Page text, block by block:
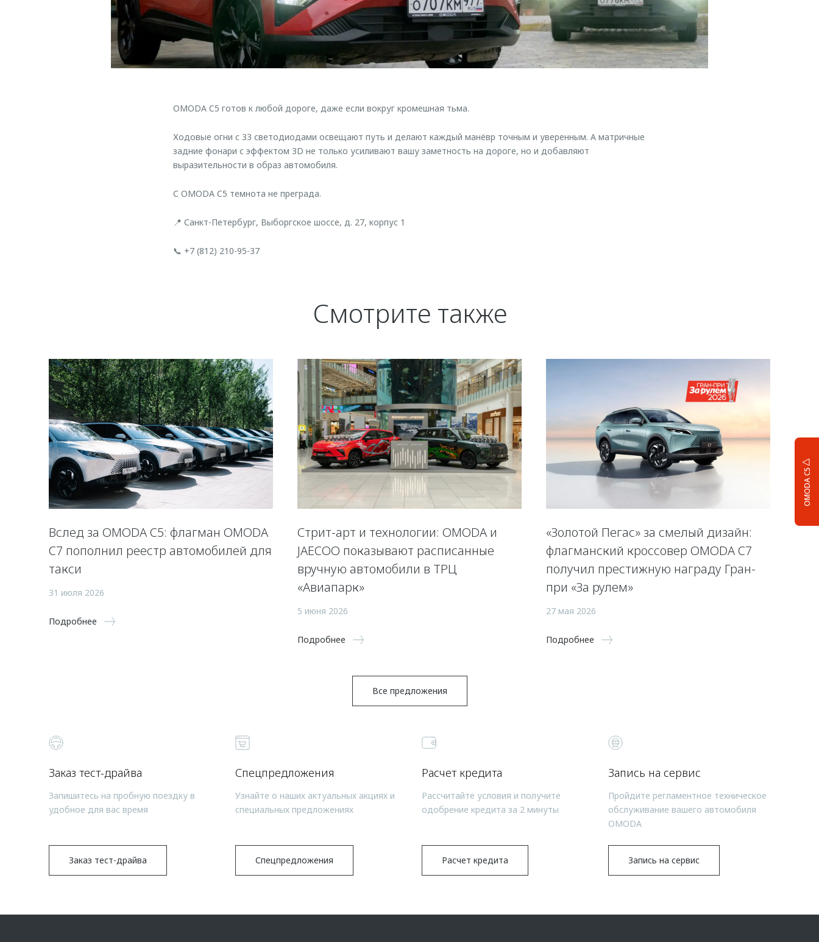
OMODA C5
OMODA C5 готов к любой дороге, даже если вокруг кромешная тьма.
Ходовые огни с 33 светодиодами освещают путь и делают каждый манёвр точным и уверенным. А матричные
задние фонари с эффектом 3D не только усиливают вашу заметность на дороге, но и добавляют
выразительности в образ автомобиля.
С OMODA C5 темнота не преграда.
📍 Санкт-Петербург, Выборгское шоссе, д. 27, корпус 1
📞 +7 (812) 210-95-37
Смотрите также
Вслед за OMODA C5: флагман OMODA
C7 пополнил реестр автомобилей для
такси
31 июля 2026
Подробнее
Стрит-арт и технологии: OMODA и
JAECOO показывают расписанные
вручную автомобили в ТРЦ
«Авиапарк»
5 июня 2026
Подробнее
«Золотой Пегас» за смелый дизайн:
флагманский кроссовер OMODA C7
получил престижную награду Гран-
при «За рулем»
27 мая 2026
Подробнее
Все предложения
Заказ тест-драйва
Запишитесь на пробную поездку в
удобное для вас время
Заказ тест-драйва
Спецпредложения
Узнайте о наших актуальных акциях и
специальных предложениях
Спецпредложения
Расчет кредита
Рассчитайте условия и получите
одобрение кредита за 2 минуты
Расчет кредита
Запись на сервис
Пройдите регламентное техническое
обслуживание вашего автомобиля
OMODA
Запись на сервис